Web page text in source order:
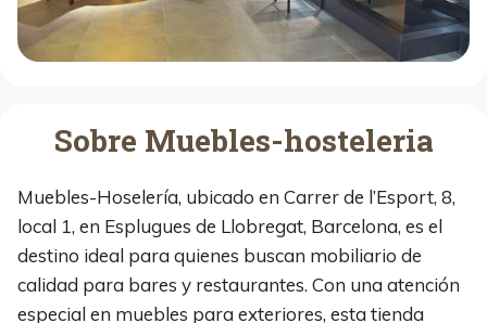
Sobre Muebles-hosteleria
Muebles-Hoselería, ubicado en Carrer de l’Esport, 8,
local 1, en Esplugues de Llobregat, Barcelona, es el
destino ideal para quienes buscan mobiliario de
calidad para bares y restaurantes. Con una atención
especial en muebles para exteriores, esta tienda